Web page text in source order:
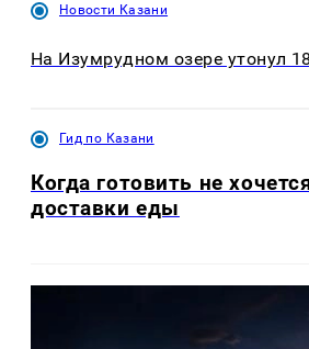
Новости Казани
На Изумрудном озере утонул
Гид по Казани
Когда готовить не
доставки еды